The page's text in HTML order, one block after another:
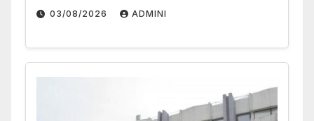
03/08/2026 ADMINI